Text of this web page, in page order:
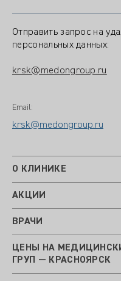
Отправить запрос на
персональных данных:
krsk@medongroup.ru
Email:
krsk@medongroup.ru
О КЛИНИКЕ
АКЦИИ
ВРАЧИ
ЦЕНЫ НА
ГРУП — КРАСНОЯРСК